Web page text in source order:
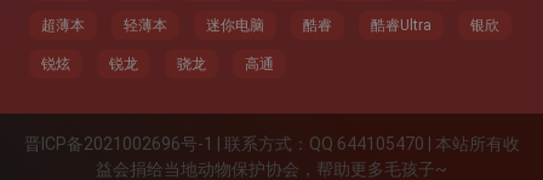
超薄本 轻薄本 迷你电脑 酷睿 酷睿Ultra 银欣
锐炫 锐龙 骁龙 高通
晋ICP备2021002696号-1 | 联系方式：QQ 644105470 | 本站所有收
益会捐给当地动物保护协会，帮助更多毛孩子~